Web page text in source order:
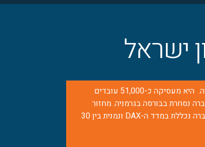
ישראל
הנהלת חברת האם ממוקמת בעיר היידלברג, גרמניה. היא מעסיקה כ-51,000 עובדים
העולם. החברה נסחרת בבורסה בגרמניה. מחזור
המכירות ב-2024 עמד על כ-21 מיליארד יורו. החברה נכללת במדד ה-DAX ונמנית בין 30